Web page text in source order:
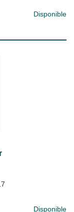
Disponible
Disponible